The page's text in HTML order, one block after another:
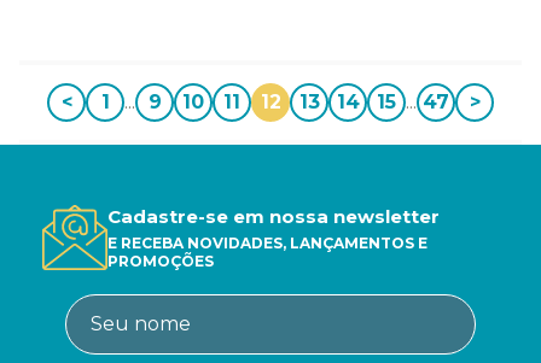
< 1 ... 9 10 11 12 13 14 15 ... 47 >
Cadastre-se em nossa newsletter
E RECEBA NOVIDADES, LANÇAMENTOS E
PROMOÇÕES